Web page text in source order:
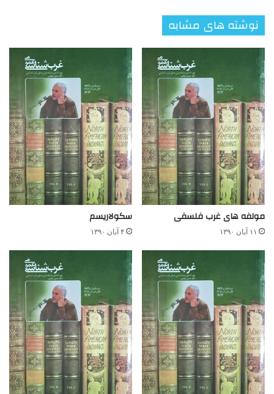
نوشته های مشابه
مولفه های غرب فلسفی
۱۱ آبان ۱۳۹۰
سکولاریسم
۴ آبان ۱۳۹۰